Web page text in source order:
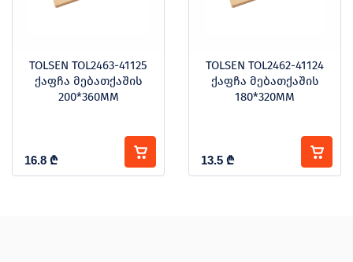
TOLSEN TOL2463-41125
ქაფჩა მებათქაშის
200*360MM
16.8 ₾
TOLSEN TOL2462-41124
ქაფჩა მებათქაშის
180*320MM
13.5 ₾